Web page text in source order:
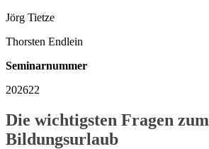
Jörg Tietze
Thorsten Endlein
Seminarnummer
202622
Die wichtigsten Fragen zum
Bildungsurlaub